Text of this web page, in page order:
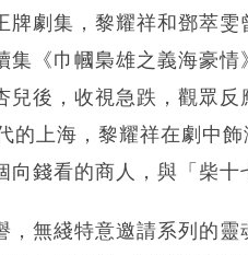
牌劇集，黎耀祥和鄧萃
集《巾幗梟雄之義海豪
後，收視急跌，觀眾反
的上海，黎耀祥在劇中
錢看的商人，與「柴十
，無綫特意邀請系列的